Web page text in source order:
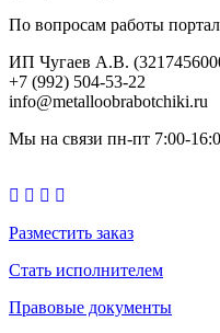
По вопросам работы
ИП Чугаев А.В.
+7 (992) 504-53-22
info@metalloobrabotchiki.ru
Мы на связи пн-пт 7:00-
Разместить заказ
Стать исполнителем
Правовые документы